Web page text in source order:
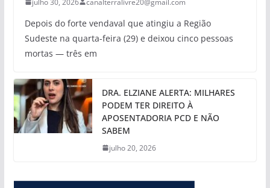
Depois do forte vendaval que atingiu a Região
Sudeste na quarta-feira (29) e deixou cinco pessoas
mortas — três em
DRA. ELZIANE ALERTA: MILHARES
PODEM TER DIREITO À
APOSENTADORIA PCD E NÃO
SABEM
julho 20, 2026